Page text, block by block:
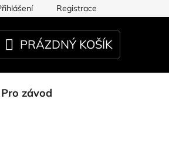
Registrace
NÁKUPNÍ
KOŠÍK
PRÁZDNÝ KOŠÍK
Pro závod